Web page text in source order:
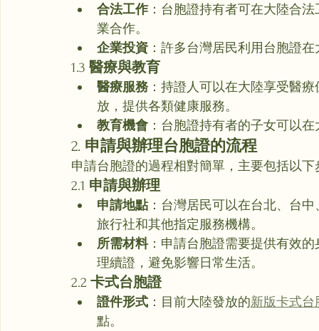
合法工作：台胞證持有者可在大陸合
業合作。
企業投資 ：許多台灣居民利用台胞證
1.3 醫療與教育
醫療服務 ：持證人可以在大陸享受醫
放，提供各類健康服務。
教育機會 ：台胞證持有者的子女可以
2. 申請與辦理台胞證的流程
申請台胞證的過程相對簡單，主要包括以下
2.1 申請與辦理
申請地點：台灣居民可以在台北、台
旅行社和其他指定服務機構。
所需材料：申請台胞證需要提供有效
理續證，避免影響日常生活。
2.2 卡式台胞證
證件形式 ：目前大陸發放的新版卡式台
點。